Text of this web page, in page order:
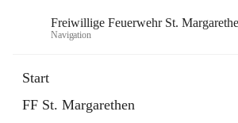
Navigation
Start
FF St. Margarethen
Margarethen im